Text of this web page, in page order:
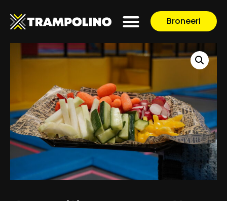
Broneeri